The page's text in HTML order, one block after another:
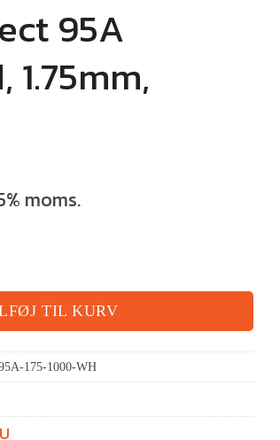
95A
1.75mm,
moms.
TIL KURV
175-1000-WH